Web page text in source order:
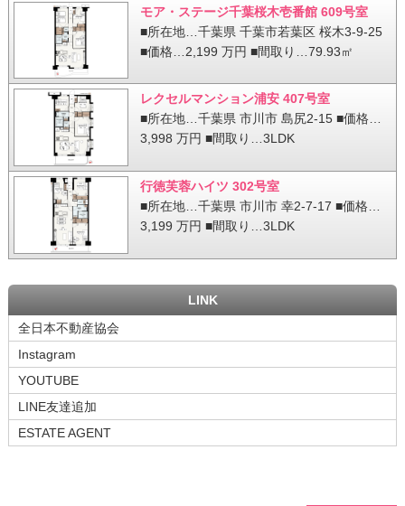
モア・ステージ千葉桜木壱番館 609号室
■所在地…千葉県 千葉市若葉区 桜木3-9-25
■価格…2,199 万円 ■間取り…79.93㎡
レクセルマンション浦安 407号室
■所在地…千葉県 市川市 島尻2-15 ■価格…
3,998 万円 ■間取り…3LDK
行徳芙蓉ハイツ 302号室
■所在地…千葉県 市川市 幸2-7-17 ■価格…
3,199 万円 ■間取り…3LDK
LINK
全日本不動産協会
Instagram
YOUTUBE
LINE友達追加
ESTATE AGENT